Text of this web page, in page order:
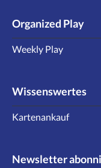
Organized Play
Weekly Play
Wissenswertes
Kartenankauf
Newsletter